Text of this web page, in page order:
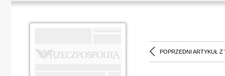
POPRZEDNI ARTYKUŁ Z